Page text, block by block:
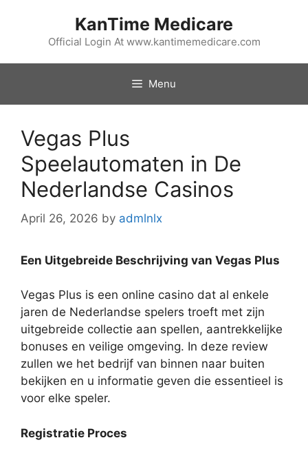
KanTime Medicare
Official Login At www.kantimemedicare.com
Menu
Vegas Plus
Speelautomaten in De
Nederlandse Casinos
April 26, 2026 by admlnlx
Een Uitgebreide Beschrijving van Vegas Plus
Vegas Plus is een online casino dat al enkele
jaren de Nederlandse spelers troeft met zijn
uitgebreide collectie aan spellen, aantrekkelijke
bonuses en veilige omgeving. In deze review
zullen we het bedrijf van binnen naar buiten
bekijken en u informatie geven die essentieel is
voor elke speler.
Registratie Proces